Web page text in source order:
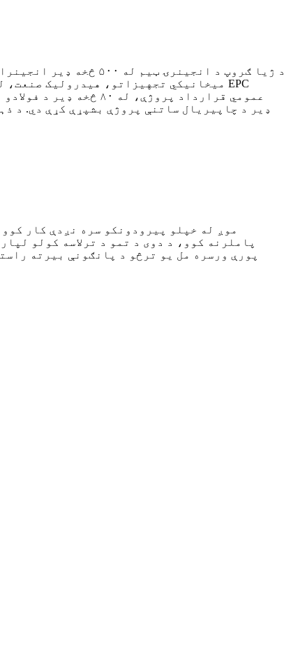
د ژیا ګروپ د
موږ له خپلو پیرودونکو سره نږدې کار
پاملرنه کوو، د دوی د تمو د ترلاسه کولو
پورې ورسره مل یو ترڅو د پانګونې بیرته